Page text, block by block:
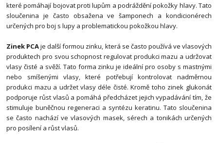
které pomáhají bojovat proti lupům a podráždění pokožky hlavy. Tato
sloučenina je často obsažena ve šamponech a kondicionérech
určených pro boj s lupy a problematickou pokožkou hlavy.
Zinek PCAje další formou zinku, která se často používá ve vlasových
produktech pro svou schopnost regulovat produkci mazu a udržovat
vlasy čisté a svěží. Tato forma zinku je ideální pro osoby s mastnými
nebo smíšenými vlasy, které potřebují kontrolovat nadměrnou
produkci mazu a udržet vlasy déle čisté. Kromě toho zinek glukonát
podporuje růst vlasů a pomáhá předcházet jejich vypadávání tím, že
stimuluje buněčnou regeneraci a syntézu keratinu. Tato sloučenina
se často nachází ve vlasových masek, sérech a tonikách určených
pro posílení a růst vlasů.